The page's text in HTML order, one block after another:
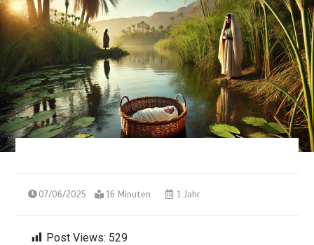
07/06/2025 16 Minuten 1 Jahr
Post Views: 529